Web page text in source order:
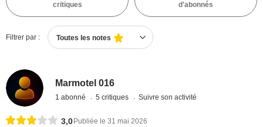
critiques
d'abonnés
Filtrer par : Toutes les notes
Marmotel 016
1 abonné 5 critiques Suivre son activité
3,0 Publiée le 31 mai 2026